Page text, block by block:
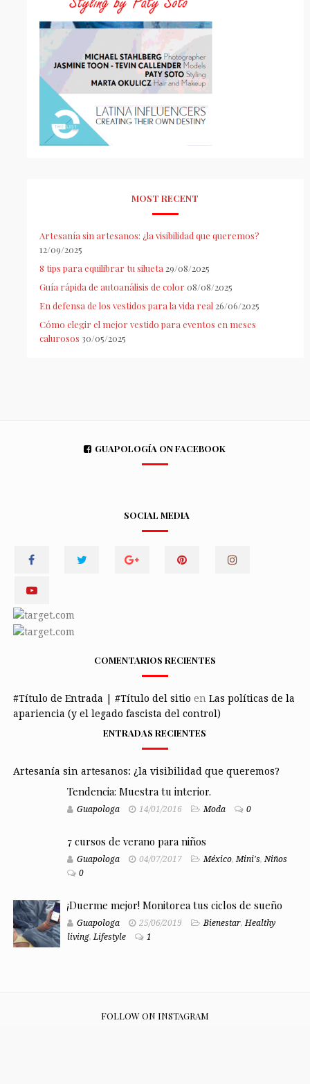
MOST RECENT
Artesanía sin artesanos: ¿la visibilidad que queremos?
12/09/2025
8 tips para equilibrar tu silueta 29/08/2025
Guía rápida de autoanálisis de color 08/08/2025
En defensa de los vestidos para la vida real 26/06/2025
Cómo elegir el mejor vestido para eventos en meses
calurosos 30/05/2025
GUAPOLOGÍA ON FACEBOOK
SOCIAL MEDIA
COMENTARIOS RECIENTES
#Título de Entrada | #Título del sitio en Las políticas de la
apariencia (y el legado fascista del control)
ENTRADAS RECIENTES
Artesanía sin artesanos: ¿la visibilidad que queremos?
Tendencia: Muestra tu interior.
Guapologa 14/01/2016 Moda 0
7 cursos de verano para niños
Guapologa 04/07/2017 México, Mini's, Niños
0
¡Duerme mejor! Monitorea tus ciclos de sueño
Guapologa 25/06/2019 Bienestar, Healthy
living, Lifestyle 1
FOLLOW ON INSTAGRAM